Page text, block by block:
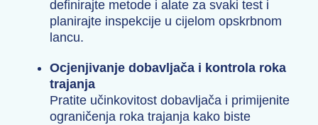
definirajte metode i alate za svaki test i
planirajte inspekcije u cijelom opskrbnom
lancu.
Ocjenjivanje dobavljača i kontrola roka
trajanja
Pratite učinkovitost dobavljača i primijenite
ograničenja roka trajanja kako biste